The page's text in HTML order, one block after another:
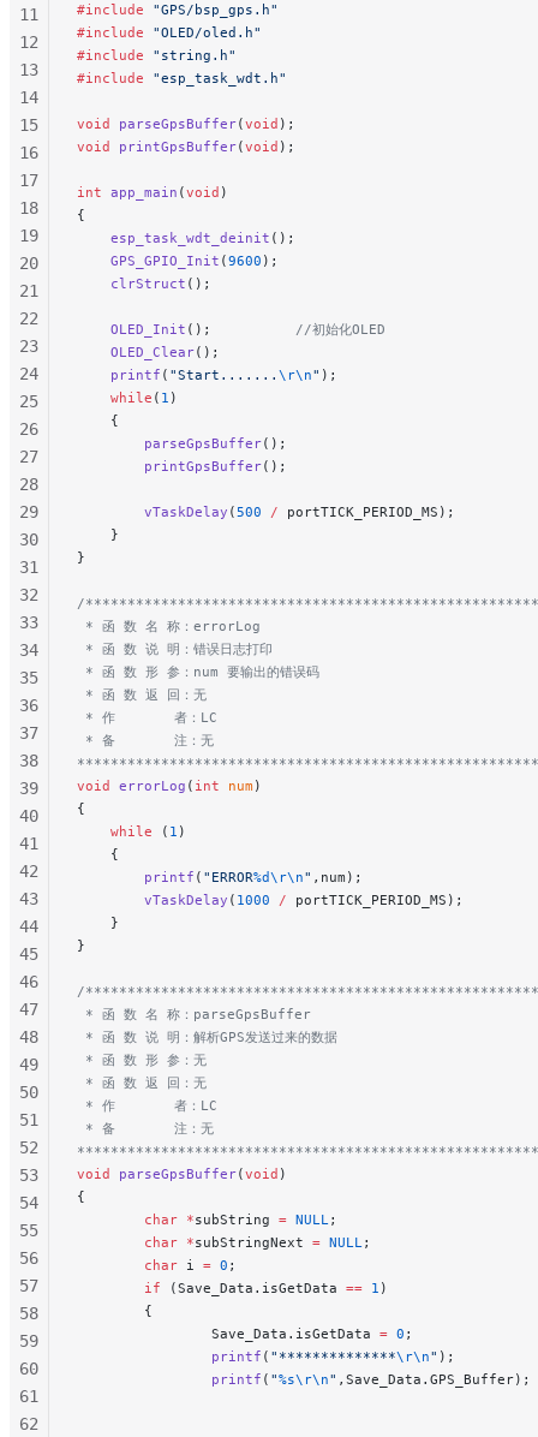
#include "GPS/bsp_gps.h"
#include "OLED/oled.h"
#include "string.h"
#include "esp_task_wdt.h"
void parseGpsBuffer(void );
void printGpsBuffer(void );
int app_main (void )
{
    esp_task_wdt_deinit
();
    GPS_GPIO_Init
(9600 );
    clrStruct
();
    OLED_Init
();
          //初始化OLED
    OLED_Clear
();
    printf
( "Start....... \r\n" );
    while
( 1 )
    {
        parseGpsBuffer
();
        printGpsBuffer
();
        vTaskDelay
( 500 / portTICK_PERIOD_MS);
    }
}
/
* 函 数 名 称：errorLog
* 函 数 说 明：错误日志打印
* 函 数 形 参：num 要输出的错误码
* 函 数 返 回：无
* 作       者：LC
* 备       注：无
void errorLog ( int num)
{
    while
( 1 )
    {
        printf
( "ERROR%d\r\n" ,num);
        vTaskDelay
( 1000 / portTICK_PERIOD_MS);
    }
}
/
* 函 数 名 称：parseGpsBuffer
* 函 数 说 明：解析GPS发送过来的数据
* 函 数 形 参：无
* 函 数 返 回：无
* 作       者：LC
* 备       注：无
void parseGpsBuffer(void )
{
        char
*subString = NULL ;
        char
*subStringNext = NULL ;
        char
i = 0 ;
        if
(Save_Data.isGetData == 1 )
        {
                Save_Data.isGetData
= 0 ;
                printf
( "**************\r\n" );
                printf
( "%s\r\n" ,Save_Data.GPS_Buffer);
11
12
13
14
15
16
17
18
19
20
21
22
23
24
25
26
27
28
29
30
31
32
33
34
35
36
37
38
39
40
41
42
43
44
45
46
47
48
49
50
51
52
53
54
55
56
57
58
59
60
61
62